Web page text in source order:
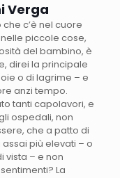
Verga
c’è nel cuore
piccole cose,
del bambino, è
direi la principale
o di lagrime – e
anzi tempo.
tanti capolavori, e
ospedali, non
che a patto di
più elevati – o
vista – e non
La